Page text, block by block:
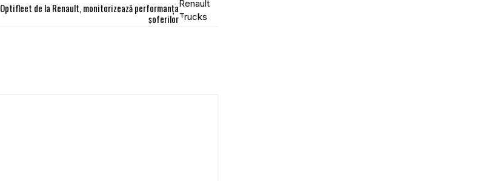
Optifleet de la Renault, monitorizează performanța
șoferilor